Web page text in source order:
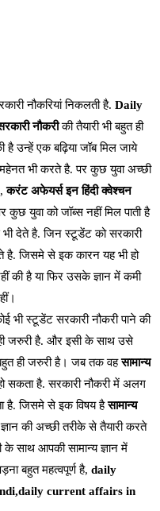
नौकरियां निकलती है. Daily
नौकरीकी तैयारी भी बहुत ही
उन्हें एक बढ़िया जॉब मिल जाये
भी करते है. पर कुछ युवा अच्छी
,करंट अफेयर्स इन हिंदी क्वेश्चन
कुछ युवा को जॉब्स नहीं मिल पाती है
भी देते है. जिन स्टूडेंट को सरकारी
है. जिसमे से इक कारन यह भी हो
की है या फिर उसके ज्ञान में कमी
भी स्टूडेंट सरकारी नौकरी पाने की
ही जरुरी है. और इसी के साथ उसे
ही जरुरी है। जब तक वहसामान्य
सकता है. सरकारी नौकरी में अलग
है. जिसमे से इक विषय हैसामान्य
की अच्छी तरीके से तैयारी करते
साथ आपकी सामान्य ज्ञान में
बहुत महत्वपूर्ण है, daily
current affairs in